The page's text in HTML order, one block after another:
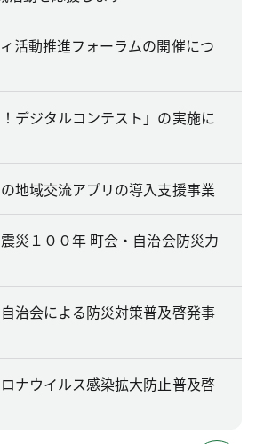
活動推進フォーラムの開催につ
！デジタルコンテスト」の実施に
地域交流アプリの導入支援事業
震災１００年 町会・自治会防災力
自治会による防災対策普及啓発事
ロナウイルス感染拡大防止普及啓